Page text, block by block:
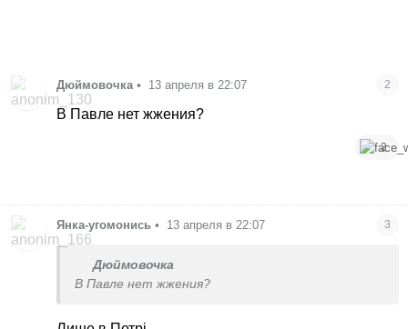
Дюймовочка • 13 апреля в 22:07 2
В Павле нет жжения?
2
Янка-угомонись • 13 апреля в 22:07 3
Дюймовочка
В Павле нет жжения?